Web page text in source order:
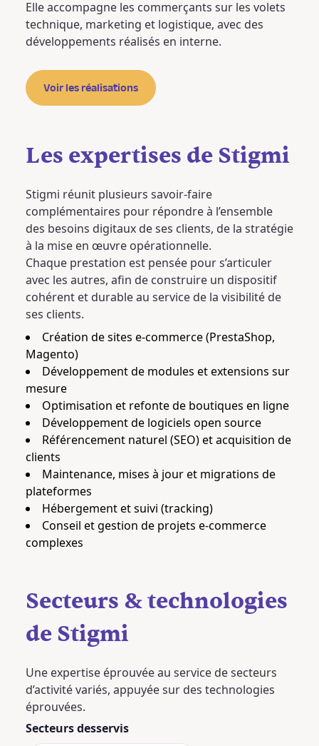
Elle accompagne les commerçants sur les volets
technique, marketing et logistique, avec des
développements réalisés en interne.
Voir les réalisations
Les expertises de Stigmi
Stigmi réunit plusieurs savoir-faire
complémentaires pour répondre à l’ensemble
des besoins digitaux de ses clients, de la stratégie
à la mise en œuvre opérationnelle.
Chaque prestation est pensée pour s’articuler
avec les autres, afin de construire un dispositif
cohérent et durable au service de la visibilité de
ses clients.
Création de sites e-commerce (PrestaShop,
Magento)
Développement de modules et extensions sur
mesure
Optimisation et refonte de boutiques en ligne
Développement de logiciels open source
Référencement naturel (SEO) et acquisition de
clients
Maintenance, mises à jour et migrations de
plateformes
Hébergement et suivi (tracking)
Conseil et gestion de projets e-commerce
complexes
Secteurs & technologies
de Stigmi
Une expertise éprouvée au service de secteurs
d’activité variés, appuyée sur des technologies
éprouvées.
Secteurs desservis